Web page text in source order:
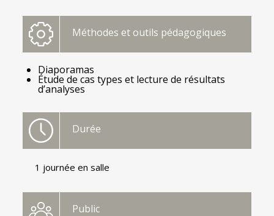
Méthodes et outils pédagogiques
Diaporamas
Étude de cas types et lecture de résultats
d’analyses
Durée
1 journée en salle
Public